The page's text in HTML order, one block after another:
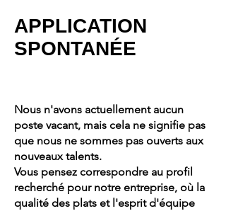
APPLICATION
SPONTANÉE
Nous n'avons actuellement aucun
poste vacant, mais cela ne signifie pas
que nous ne sommes pas ouverts aux
nouveaux talents.
Vous pensez correspondre au profil
recherché pour notre entreprise, où la
qualité des plats et l'esprit d'équipe